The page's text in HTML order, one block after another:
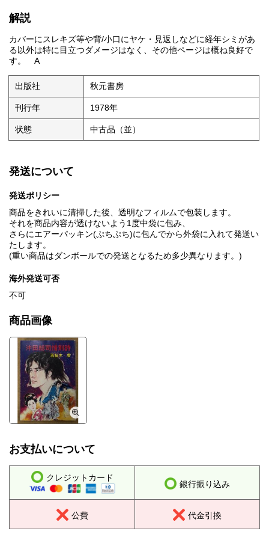
解説
カバーにスレキズ等や背/小口にヤケ・見返しなどに経年シミがあ
る以外は特に目立つダメージはなく、その他ページは概ね良好で
す。 A
出版社 秋元書房
刊行年 1978年
状態 中古品（並）
発送について
発送ポリシー
商品をきれいに清掃した後、透明なフィルムで包装します。
それを商品内容が透けないよう1度中袋に包み、
さらにエアーパッキン(ぷちぷち)に包んでから外袋に入れて発送い
たします。
(重い商品はダンボールでの発送となるため多少異なります。)
海外発送可否
不可
商品画像
お支払いについて
クレジットカード
銀行振り込み
公費 代金引換